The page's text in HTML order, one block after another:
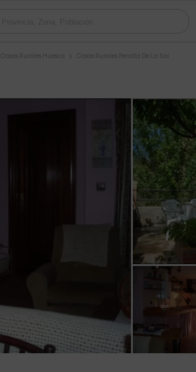
Casas Rurales Huesca Casas Rurales Peralta De La Sal